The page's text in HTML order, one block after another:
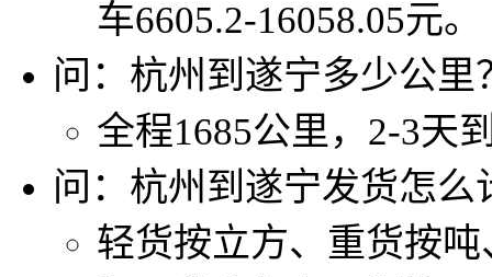
车6605.2-16058.05元。
问：杭州到遂宁多少公里
全程1685公里，2-3天
问：杭州到遂宁发货怎么
轻货按立方、重货按